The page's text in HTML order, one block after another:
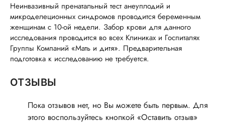
Неинвазивный пренатальный тест анеуплодий и
микроделеционных синдромов проводится беременным
женщинам с 10-ой недели. Забор крови для данного
исследования проводится во всех Клиниках и Госпиталях
Группы Компаний «Мать и дитя». Предварительная
подготовка к исследованию не требуется.
ОТЗЫВЫ
Пока отзывов нет, но Вы можете быть первым. Для
этого воспользуйтесь кнопкой «Оставить отзыв»